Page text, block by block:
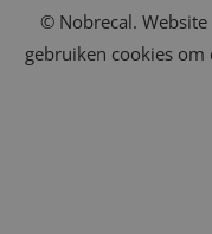
© Nobrecal.
gebruiken cookies